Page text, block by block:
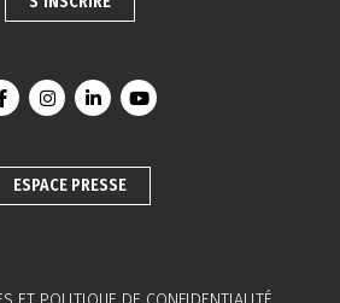
Lien vers le compte Facebook
Lien vers le compte Instagram
Lien vers le compte Linkedin
Lien vers la chaîne
ESPACE PRESSE